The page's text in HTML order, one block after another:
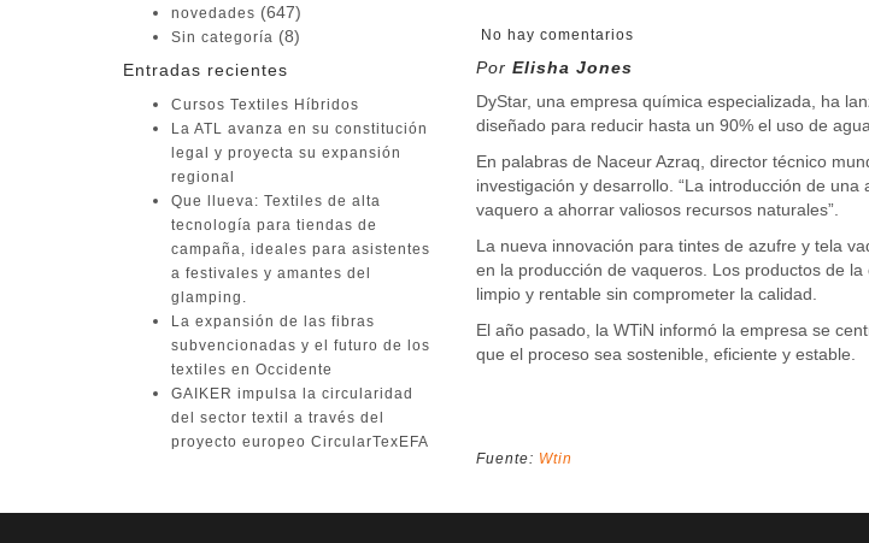
No hay comentarios
Por Elisha Jones
DyStar, una empresa química especializada, ha
diseñado para reducir hasta un 90% el uso de
En palabras de Naceur Azraq, director técnico
investigación y desarrollo. “La introducción de
vaquero a ahorrar valiosos recursos naturales”.
La nueva innovación para tintes de azufre y tela
en la producción de vaqueros. Los productos de
limpio y rentable sin comprometer la calidad.
El año pasado, la WTiN informó la empresa se
que el proceso sea sostenible, eficiente y estable.
Fuente: Wtin
novedades (647)
Sin categoría (8)
Entradas recientes
Cursos Textiles Híbridos
La ATL avanza en su constitución
legal y proyecta su expansión
regional
Que llueva: Textiles de alta
tecnología para tiendas de
campaña, ideales para asistentes
a festivales y amantes del
glamping.
La expansión de las fibras
subvencionadas y el futuro de los
textiles en Occidente
GAIKER impulsa la circularidad
del sector textil a través del
proyecto europeo CircularTexEFA